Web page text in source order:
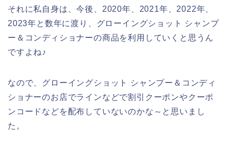
それに私自身は、今後、2020年、2021年、2022年、
2023年と数年に渡り、グローイングショット シャンプ
ー＆コンディショナーの商品を利用していくと思うん
ですよね♪
なので、グローイングショット シャンプー＆コンディ
ショナーのお店でラインなどで割引クーポンやクーポ
ンコードなどを配布していないのかな～と思いまし
た。